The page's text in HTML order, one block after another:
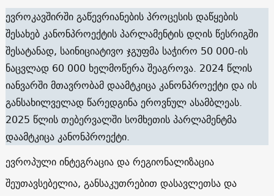
ევროკავშირში გაწევრიანების პროცესის დაწყების
შესახებ კანონპროექტის პარლამენტის დღის წესრიგში
შესატანად, საინიციატივო ჯგუფმა საჭირო 50 000-ის
ნაცვლად 60 000 ხელმოწერა შეაგროვა. 2024 წლის
იანვარში მთავრობამ დაამტკიცა კანონპროექტი და ის
განსახილველად წარედგინა ეროვნულ ასამბლეას.
2025 წლის თებერვალში სომხეთის პარლამენტმა
დაამტკიცა კანონპროექტი.
ევროპული ინტეგრაცია და რეგიონალიზაცია
შეუთავსებელია, განსაკუთრებით დასავლეთსა და